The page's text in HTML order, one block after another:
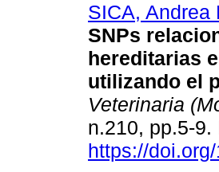
SICA, Andrea
SNPs
hereditarias
utilizando el
Veterinaria
n.210, pp.5-
https://